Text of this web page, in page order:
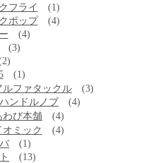
フライ
(1)
ポップ
(4)
(4)
(3)
(1)
ルファタックル
(3)
ンドルノブ
(4)
わび本舗 (4)
オミック
(4)
(1)
(13)